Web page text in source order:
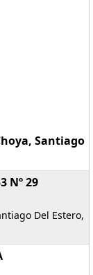
Santiago
Nº 29
Del Estero,